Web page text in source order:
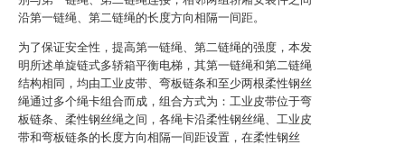
沿第一链绳、第二链绳的长度方向相隔一间距。
为了保证安全性，提高第一链绳、第二链绳的强度，本发
明所述单旋链式多轿箱平衡电梯，其第一链绳和第二链绳
结构相同，均由工业皮带、弯板链条和至少两根柔性钢丝
绳通过多个绳卡组合而成，组合方式为：工业皮带位于弯
板链条、柔性钢丝绳之间，各绳卡沿柔性钢丝绳、工业皮
带和弯板链条的长度方向相隔一间距设置，在柔性钢丝